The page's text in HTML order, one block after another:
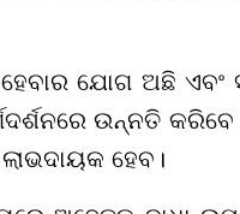
ଯୋଗ ଅଛି ଏବଂ
ଉନ୍ନତି
ହେବ।